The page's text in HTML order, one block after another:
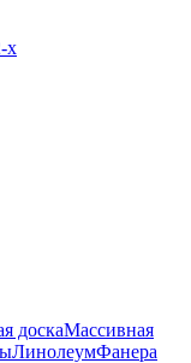
х
доскаМассивная
ЛинолеумФанера